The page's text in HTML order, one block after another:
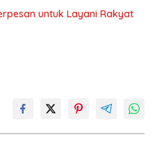
untuk Layani Rakyat